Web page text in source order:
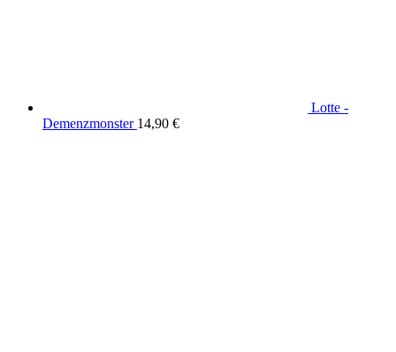
Lotte -
Demenzmonster 14,90 €